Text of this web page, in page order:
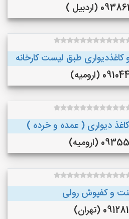
(اردبیل )
طبق لیست کارخانه
(ارومیه)
دیواری ( عمده و خرده )
(ارومیه)
و کفپوش رولی
(تهران)